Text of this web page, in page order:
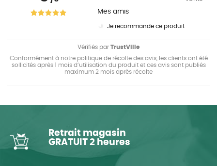
Mes amis
Je recommande ce produit
Vérifiés par TrustVille
Conformément à notre politique de récolte des avis, les clients ont été
sollicités après 1 mois d’utilisation du produit et ces avis sont publiés
maximum 2 mois après récolte
Retrait magasin
GRATUIT 2 heures